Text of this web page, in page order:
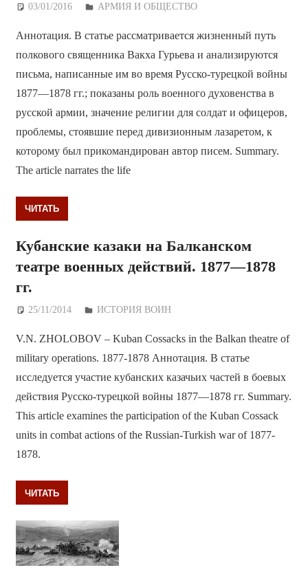
03/01/2016 Дежурный по Редакции
АРМИЯ И ОБЩЕСТВО
Аннотация. В статье рассматривается жизненный путь
полкового священника Вакха Гурьева и анализируются
письма, написанные им во время Русско-турецкой войны
1877—1878 гг.; показаны роль военного духовенства в
русской армии, значение религии для солдат и офицеров,
проблемы, стоявшие перед дивизионным лазаретом, к
которому был прикомандирован автор писем. Summary.
The article narrates the life
ЧИТАТЬ
Кубанские казаки на Балканском
театре военных действий. 1877—1878
гг.
25/11/2014 Дежурный по Редакции
ИСТОРИЯ ВОИН
V.N. ZHOLOBOV – Kuban Cossacks in the Balkan theatre of
military operations. 1877-1878 Аннотация. В статье
исследуется участие кубанских казачьих частей в боевых
действия Русско-турецкой войны 1877—1878 гг. Summary.
This article examines the participation of the Kuban Cossack
units in combat actions of the Russian-Turkish war of 1877-
1878.
ЧИТАТЬ